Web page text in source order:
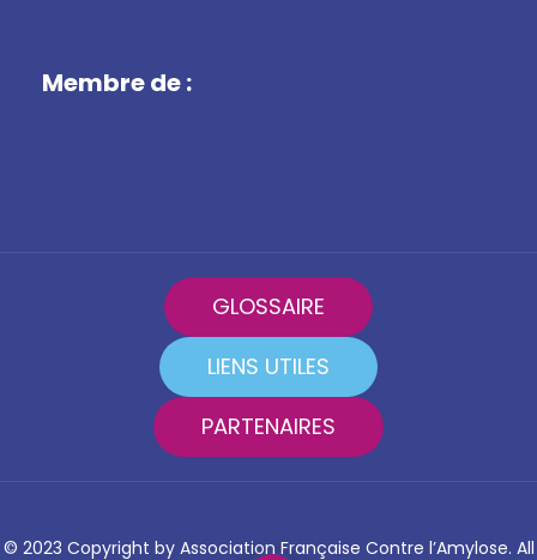
Membre de :
GLOSSAIRE
LIENS UTILES
PARTENAIRES
© 2023 Copyright by Association Française Contre l’Amylose. All